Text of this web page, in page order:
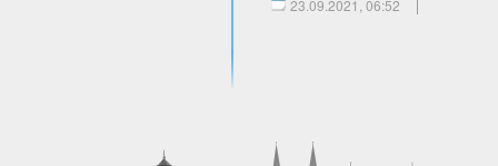
23.09.2021, 06:52